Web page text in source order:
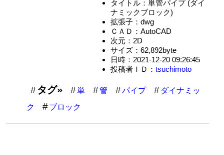
タイトル：単管パイプ (ダイ
ナミックブロック)
拡張子：dwg
ＣＡＤ：AutoCAD
次元：2D
サイズ：62,892byte
日時：2021-12-20 09:26:45
投稿者ＩＤ： tsuchimoto
タグ» 単 管 パイプ
ダイナミッ
ク
ブロック